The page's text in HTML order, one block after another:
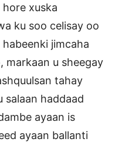
xuska
ku soo celisay oo
jimcaha
markaan u sheegay
tahay
salaan haddaad
ayaan is
ayaan ballanti